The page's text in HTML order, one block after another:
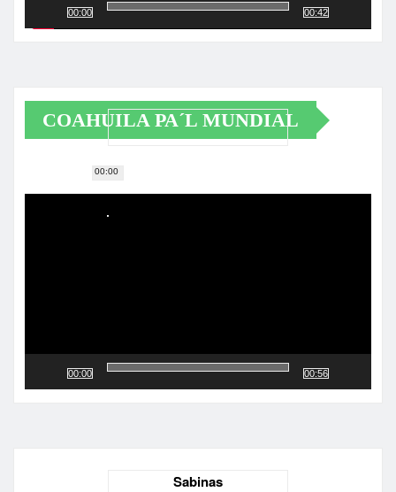
00:00
00:00
00:42
COAHUILA PA´L MUNDIAL
Reproductor
00:00 00:56
Sabinas